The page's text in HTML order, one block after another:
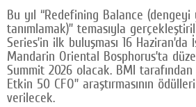
© 2026 TÜM HAKLARI SAKLIDIR
Bu yıl “Redefining Balance (dengeyi
tanımlamak)” temasıyla
Series’in ilk buluşması 16 Haziran’da
Mandarin Oriental Bosphorus’ta
Summit 2026 olacak. BMI
Etkin 50 CFO” araştırmasının
verilecek.